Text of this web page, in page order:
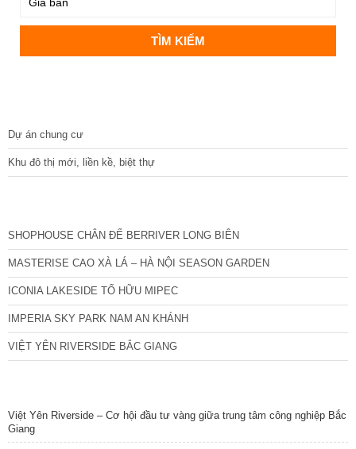
Dự án chung cư
Khu đô thị mới, liền kề, biệt thự
SHOPHOUSE CHÂN ĐẾ BERRIVER LONG BIÊN
MASTERISE CAO XÀ LÁ – HÀ NỘI SEASON GARDEN
ICONIA LAKESIDE TỐ HỮU MIPEC
IMPERIA SKY PARK NAM AN KHÁNH
VIỆT YÊN RIVERSIDE BẮC GIANG
Việt Yên Riverside – Cơ hội đầu tư vàng giữa trung tâm công nghiệp Bắc
Giang